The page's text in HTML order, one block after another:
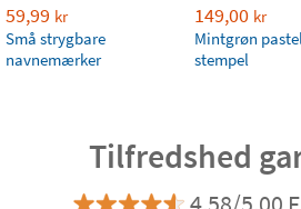
59,99 kr
Små strygbare
navnemærker
149,00 kr
Mintgrøn
stempel
Tilfredshed